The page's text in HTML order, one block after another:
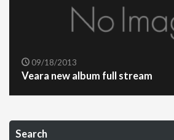
09/18/2013
Veara new album full stream
Search